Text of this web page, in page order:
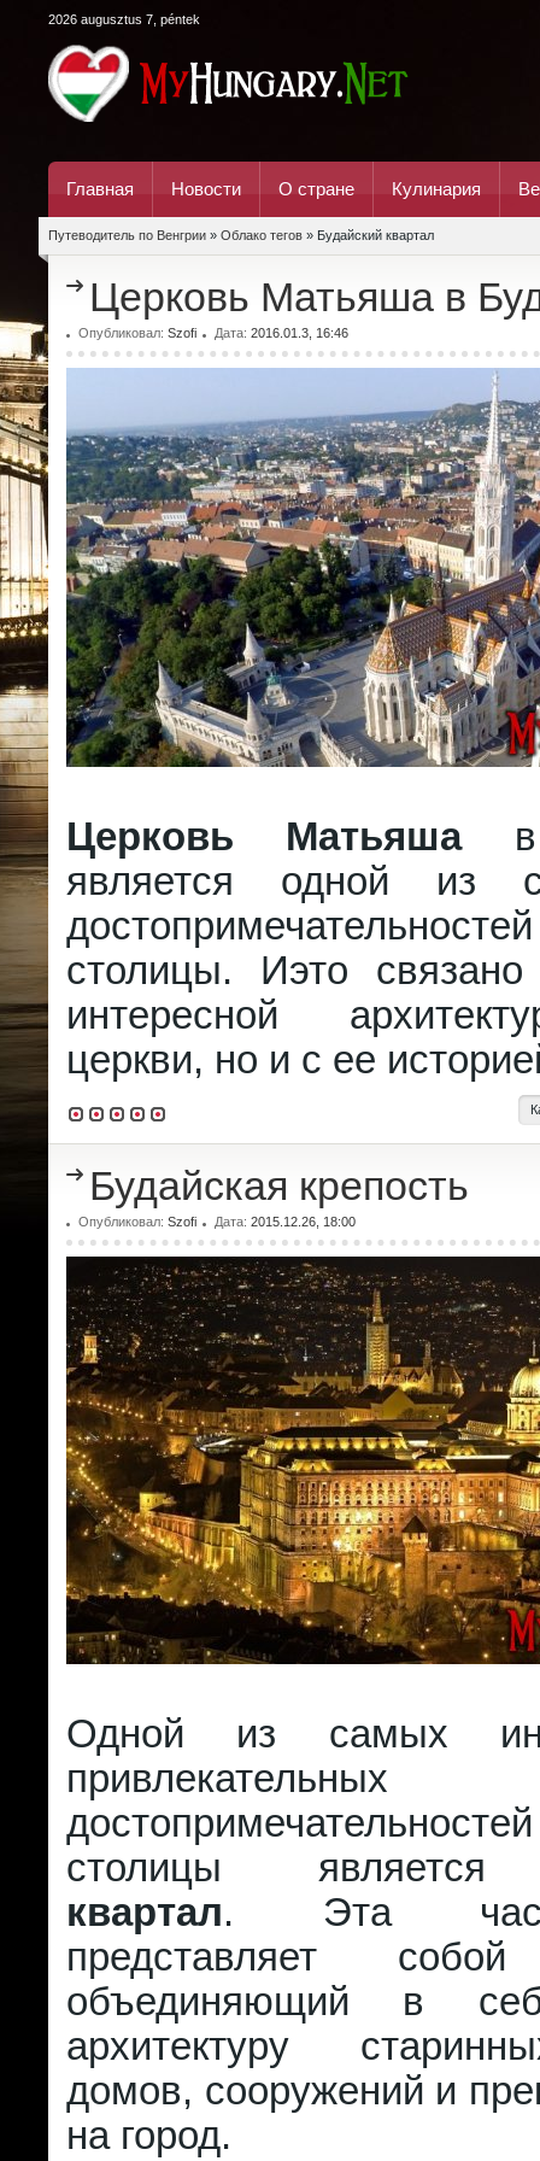
2026 augusztus 7, péntek
Главная Новости О стране Кулинария
Путеводитель по Венгрии » Облако тегов » Будайский квартал
Церковь Матьяша в
Опубликовал: Szofi Дата: 2016.01.3, 16:46
Церковь Матьяшав
является одной из
столицы. Иэто
интересной
церкви, но и с ее
Будайская крепость
Опубликовал: Szofi Дата: 2015.12.26, 18:00
Одной из самых
привлекательных
столицы
квартал. Эта
представляет собой
объединяющий в
архитектуру
домов, сооружений и
на город.